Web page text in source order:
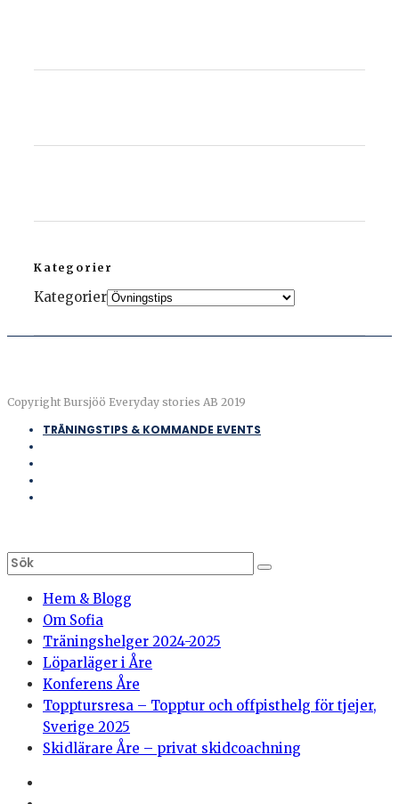
Kategorier
Kategorier
Copyright Bursjöö Everyday stories AB 2019
TRÄNINGSTIPS & KOMMANDE EVENTS
Hem & Blogg
Om Sofia
Träningshelger 2024-2025
Löparläger i Åre
Konferens Åre
Topptursresa – Topptur och offpisthelg för tjejer,
Sverige 2025
Skidlärare Åre – privat skidcoachning